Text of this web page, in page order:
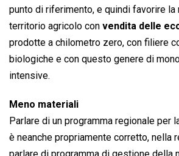
punto di riferimento, e quindi favorire la
territorio agricolo con vendita delle
prodotte a chilometro zero, con filiere
biologiche e con questo genere di
intensive.
Meno materiali
Parlare di un programma regionale per
è neanche propriamente corretto, nella